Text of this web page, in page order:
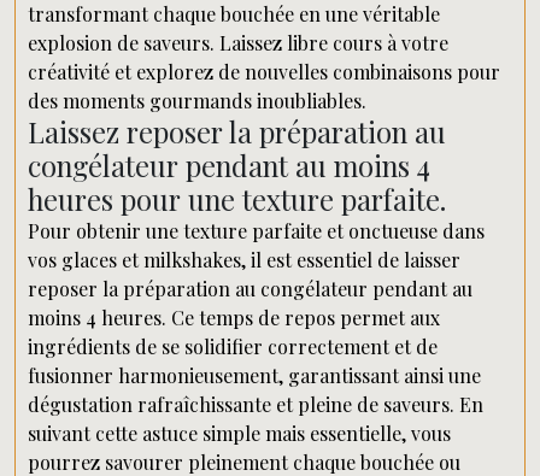
transformant chaque bouchée en une véritable
explosion de saveurs. Laissez libre cours à votre
créativité et explorez de nouvelles combinaisons pour
des moments gourmands inoubliables.
Laissez reposer la préparation au
congélateur pendant au moins 4
heures pour une texture parfaite.
Pour obtenir une texture parfaite et onctueuse dans
vos glaces et milkshakes, il est essentiel de laisser
reposer la préparation au congélateur pendant au
moins 4 heures. Ce temps de repos permet aux
ingrédients de se solidifier correctement et de
fusionner harmonieusement, garantissant ainsi une
dégustation rafraîchissante et pleine de saveurs. En
suivant cette astuce simple mais essentielle, vous
pourrez savourer pleinement chaque bouchée ou